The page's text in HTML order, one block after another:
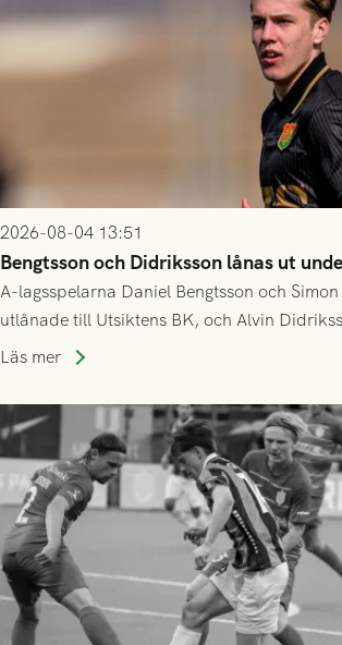
2026-08-04 13:51
Bengtsson och Didriksson lånas ut
A-lagsspelarna Daniel Bengtsson och
utlånade till Utsiktens BK, och Alvin
speltid i Hestrafors genom
Läs mer